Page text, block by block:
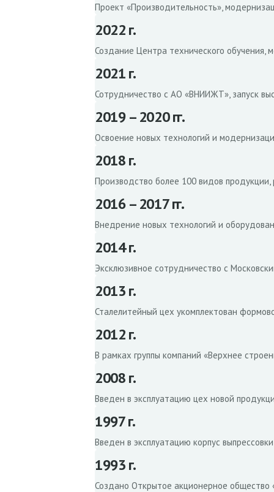
Проект «Производительность»,
2022 г.
Создание Центра технического обучения,
2021 г.
Сотрудничество с АО «ВНИИЖТ», запуск
2019 – 2020 гг.
Освоение новых технологий и
2018 г.
Производство более 100 видов продукции,
2016 – 2017 гг.
Внедрение новых технологий и
2014 г.
Эксклюзивное сотрудничество с
2013 г.
Сталелитейный цех укомплектован
2012 г.
В рамках группы компаний «Верхнее
2008 г.
Введен в эксплуатацию цех новой
1997 г.
Введен в эксплуатацию корпус
1993 г.
Создано Открытое акционерное общество